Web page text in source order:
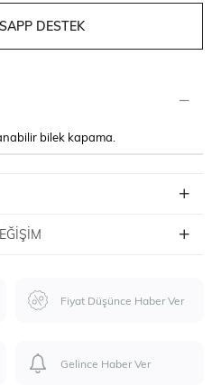
DESTEK
bilek kapama.
Fiyat Düşünce Haber Ver
Gelince Haber Ver